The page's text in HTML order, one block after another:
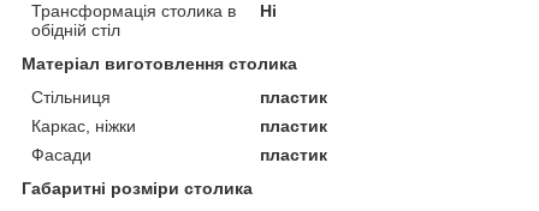
Трансформація столика в
обідній стіл
Ні
Матеріал виготовлення столика
Стільниця
пластик
Каркас, ніжки
пластик
Фасади
пластик
Габаритні розміри столика